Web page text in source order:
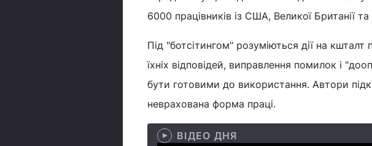
6000 працівників із США, Великої Британії
Під "ботсітингом" розуміються дії на
їхніх відповідей, виправлення помилок і
бути готовими до використання. Автори
неврахована форма праці.
ВІДЕО ДНЯ